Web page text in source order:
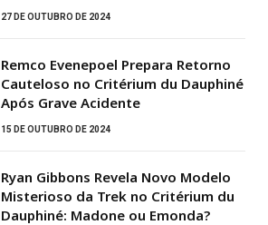
27 DE OUTUBRO DE 2024
Remco Evenepoel Prepara Retorno
Cauteloso no Critérium du Dauphiné
Após Grave Acidente
15 DE OUTUBRO DE 2024
Ryan Gibbons Revela Novo Modelo
Misterioso da Trek no Critérium du
Dauphiné: Madone ou Emonda?